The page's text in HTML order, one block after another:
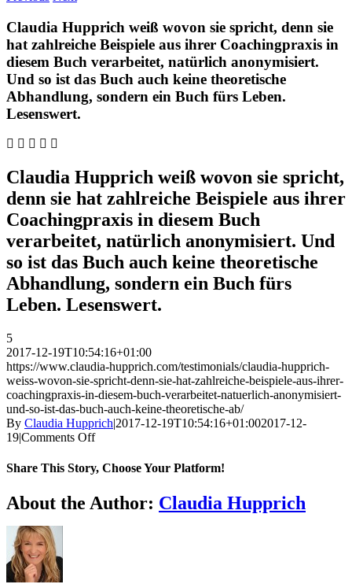
Claudia Hupprich weiß wovon sie spricht, denn sie
hat zahlreiche Beispiele aus ihrer Coachingpraxis in
diesem Buch verarbeitet, natürlich anonymisiert.
Und so ist das Buch auch keine theoretische
Abhandlung, sondern ein Buch fürs Leben.
Lesenswert.
Claudia Hupprich weiß wovon sie spricht,
denn sie hat zahlreiche Beispiele aus ihrer
Coachingpraxis in diesem Buch
verarbeitet, natürlich anonymisiert. Und
so ist das Buch auch keine theoretische
Abhandlung, sondern ein Buch fürs
Leben. Lesenswert.
5
2017-12-19T10:54:16+01:00
https://www.claudia-hupprich.com/testimonials/claudia-hupprich-
weiss-wovon-sie-spricht-denn-sie-hat-zahlreiche-beispiele-aus-ihrer-
coachingpraxis-in-diesem-buch-verarbeitet-natuerlich-anonymisiert-
und-so-ist-das-buch-auch-keine-theoretische-ab/
By Claudia Hupprich|2017-12-19T10:54:16+01:002017-12-
19|Comments Offon
Hupprich
wovon
sie
Share This Story, Choose Your Platform!
Facebook
Twitter
Reddit
LinkedIn
WhatsApp
Telegram
Tumblr
Pinterest
Vk
Xing
Email
About the Author: Claudia Hupprich